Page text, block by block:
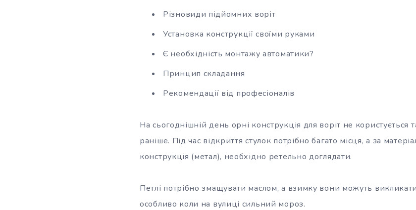
Різновиди підйомних воріт
Установка конструкції своїми руками
Є необхідність монтажу автоматики?
Принцип складання
Рекомендації від професіоналів
На сьогоднішній день орні конструкція для воріт не користується
раніше. Під час відкриття стулок потрібно багато місця, а за
конструкція (метал), необхідно ретельно доглядати.
Петлі потрібно змащувати маслом, а взимку вони можуть
особливо коли на вулиці сильний мороз.